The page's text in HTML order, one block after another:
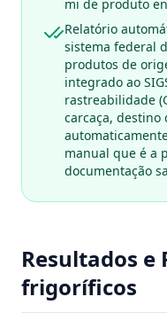
mi de produto
Relatório
sistema federal
produtos de
integrado ao
rastreabilidade
carcaça,
manual que é a
documentação
Resultados e
frigoríficos